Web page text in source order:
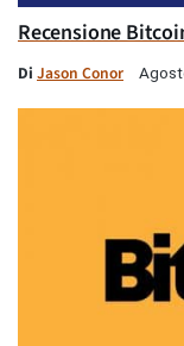
Recensione
Di Jason Conor